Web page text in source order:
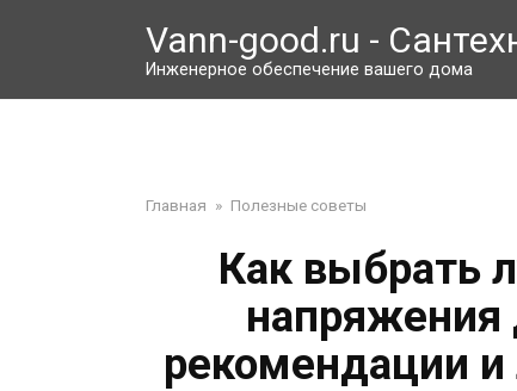
Vann-good.ru -
Инженерное обеспечение вашего дома
Главная » Полезные советы
Как выбрать
напряжения
рекомендации